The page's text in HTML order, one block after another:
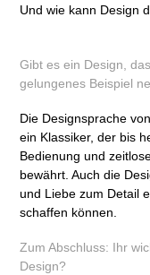
Und wie kann Design
Gibt es ein Design,
gelungenes Beispiel
Die Designsprache
ein Klassiker, der bis
Bedienung und
bewährt. Auch die
und Liebe zum Detail
schaffen können.
Zum Abschluss: Ihr
Design?